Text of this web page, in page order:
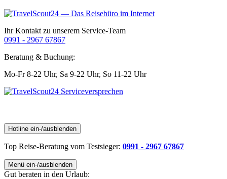
Ihr Kontakt zu unserem Service-Team
0991 - 2967 67867
Beratung & Buchung:
Mo-Fr 8-22 Uhr, Sa 9-22 Uhr, So 11-22 Uhr
Hotline ein-/ausblenden
Top Reise-Beratung vom Testsieger: 0991 - 2967 67867
Menü ein-/ausblenden
Gut beraten in den Urlaub: